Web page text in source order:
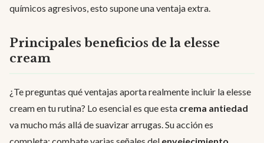
químicos agresivos, esto supone una ventaja extra.
Principales beneficios de la elesse
cream
¿Te preguntas qué ventajas aporta realmente incluir la elesse
cream en tu rutina? Lo esencial es que esta crema antiedad
va mucho más allá de suavizar arrugas. Su acción es